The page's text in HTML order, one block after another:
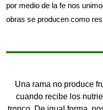
por medio de la fe nos
obras se producen como
Una rama no produce
cuando recibe los